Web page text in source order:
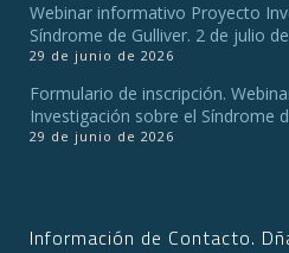
Webinar informativo Proyecto
Síndrome de Gulliver. 2 de julio
29 de junio de 2026
Formulario de inscripción.
Investigación sobre el Síndrome
29 de junio de 2026
Información de Contacto.